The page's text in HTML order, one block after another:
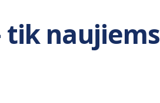
tik naujiems